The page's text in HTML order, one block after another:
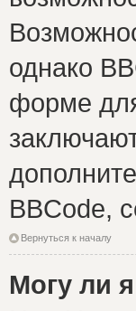
однако
форме
BBCode,
Вернуться к началу
Могу ли